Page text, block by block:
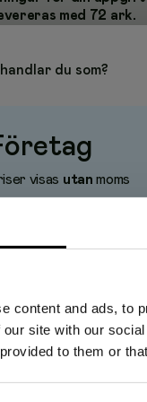
content and ads, to
site with our
to them or
med 72 ark.
format har linjerade
svartadu som?
visas utan moms